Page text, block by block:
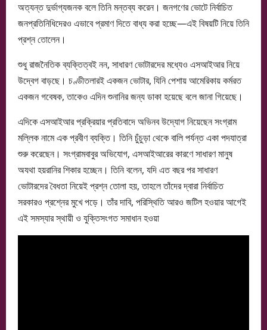
অত্যন্ত দুর্ভাগ্যজনক বলে তিনি মন্তব্য করেন। জনগণের ভোটে নির্বাচিত
জনপ্রতিনিধিদেরও এভাবে প্রমাণ দিতে বাধ্য করা হচ্ছে—এই বিষয়টি নিয়ে তিনি
প্রশ্ন তোলেন।
শুধু রাজনৈতিক ব্যক্তিত্বই নন, সাধারণ ভোটারদের মধ্যেও এসআইআর নিয়ে
উদ্বেগ বাড়ছে। চণ্ডীতলারই একজন ভোটার, যিনি পেশায় আমেরিকায় কর্মরত
একজন গবেষক, তাকেও এদিন শুনানির জন্য ডাকা হয়েছে বলে জানা গিয়েছে।
এদিকে এসআইআর প্রক্রিয়ার প্রতিবাদে অভিনব উদ্যোগ নিয়েছেন সংগ্রাম
মল্লিক নামে এক প্রবীণ ব্যক্তি। তিনি চুঁচুড়া থেকে বালি পর্যন্ত একা পদযাত্রা
শুরু করেছেন। সংগ্রামবাবুর অভিযোগ, এসআইআরের কারণে সাধারণ মানুষ
অযথা হয়রানির শিকার হচ্ছেন। তিনি বলেন, যদি এত বছর পর সাধারণ
ভোটারদের বৈধতা নিয়েই প্রশ্ন তোলা হয়, তাহলে তাঁদের দ্বারা নির্বাচিত
সরকারও প্রশ্নের মুখে পড়ে। তাঁর দাবি, পরিস্থিতি আরও জটিল হওয়ার আগেই
এই সমস্যার স্থায়ী ও যুক্তিসংগত সমাধান হওয়া